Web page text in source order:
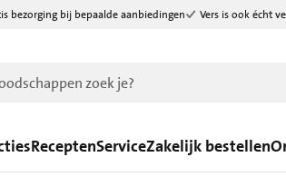
bezorging bij bepaalde aanbiedingen Vers is ook écht
ReceptenServiceZakelijk bestellen